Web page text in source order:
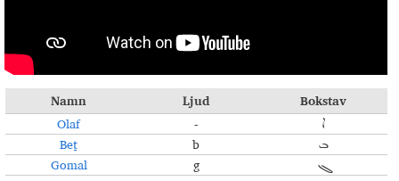
Namn Ljud Bokstav
Olaf - ܐ
Beṯ b ܒ
Gomal g ܓ